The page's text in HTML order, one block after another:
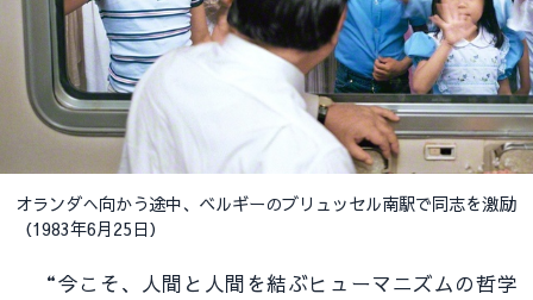
オランダへ向かう途中、ベルギーのブリュッセル南駅で同志を激励
（1983年6月25日）
“今こそ、人間と人間を結ぶヒューマニズムの哲学